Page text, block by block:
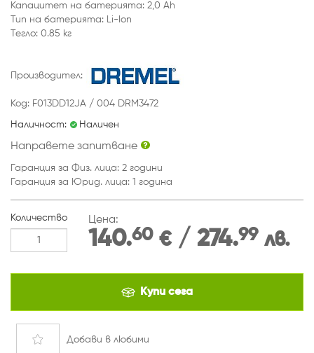
Капацитет на батерията: 2,0 Ah
Тип на батерията: Li-Ion
Тегло: 0.85 кг
Производител:
Код: F013DD12JA / 004 DRM3472
Наличност: Наличен
Направете запитване
Гаранция за Физ. лица: 2 години
Гаранция за Юрид. лица: 1 година
Количество Цена:
140.60 €/ 274.99 лв.
Купи сега
Добави в любими